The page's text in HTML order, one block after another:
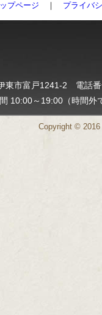
プページ ｜ プライバ
市富戸1241-2 電話
10:00～19:00（時間外
Copyright ©